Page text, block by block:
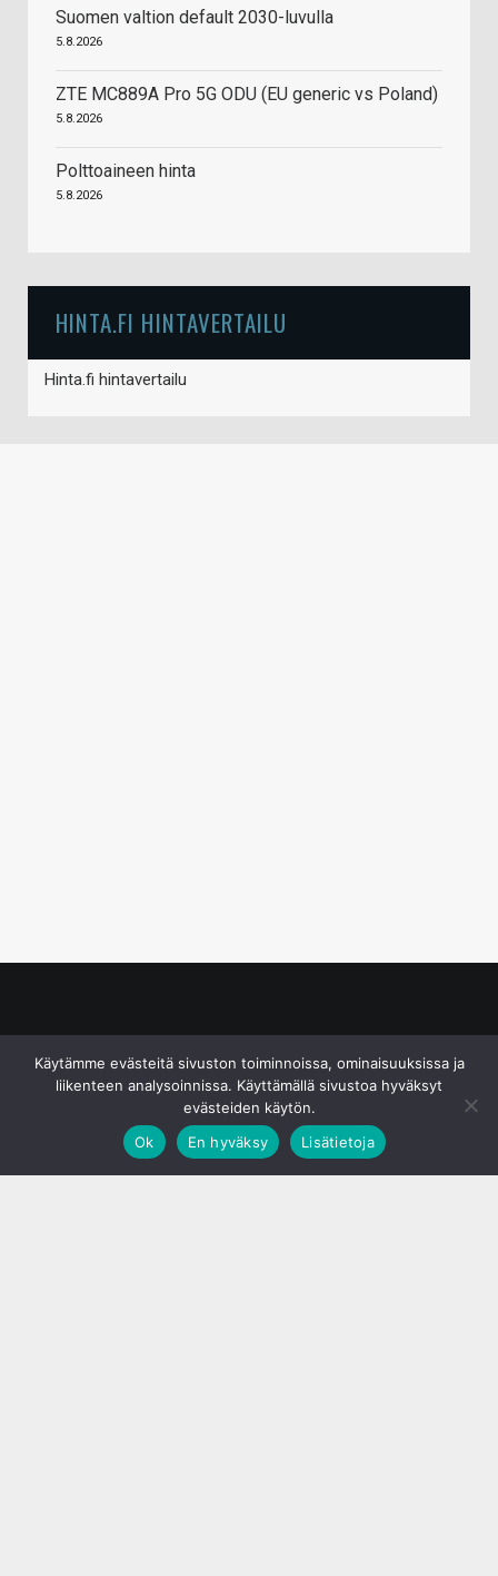
Suomen valtion default 2030-luvulla
5.8.2026
ZTE MC889A Pro 5G ODU (EU generic vs Poland)
5.8.2026
Polttoaineen hinta
5.8.2026
HINTA.FI HINTAVERTAILU
Hinta.fi hintavertailu
Käytämme evästeitä sivuston toiminnoissa, ominaisuuksissa ja
liikenteen analysoinnissa. Käyttämällä sivustoa hyväksyt
evästeiden käytön.
Ok
En hyväksy Lisätietoja